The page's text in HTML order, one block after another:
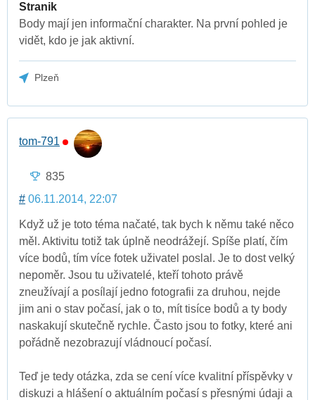
Stranik
Body mají jen informační charakter. Na první pohled je
vidět, kdo je jak aktivní.
Plzeň
tom-791
835
# 06.11.2014, 22:07
Když už je toto téma načaté, tak bych k němu také něco
měl. Aktivitu totiž tak úplně neodrážejí. Spíše platí, čím
více bodů, tím více fotek uživatel poslal. Je to dost velký
nepoměr. Jsou tu uživatelé, kteří tohoto právě
zneužívají a posílají jedno fotografii za druhou, nejde
jim ani o stav počasí, jak o to, mít tisíce bodů a ty body
naskakují skutečně rychle. Často jsou to fotky, které ani
pořádně nezobrazují vládnoucí počasí.
Teď je tedy otázka, zda se cení více kvalitní příspěvky v
diskuzi a hlášení o aktuálním počasí s přesnými údaji a